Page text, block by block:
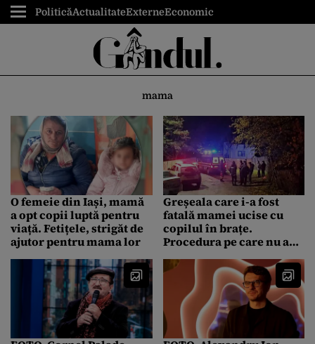
PoliticăActualitateExterneEconomic
mama
O femeie din Iași, mamă
a opt copii luptă pentru
viață. Fetițele, strigăt de
ajutor pentru mama lor
Greșeala care i-a fost
fatală mamei ucise cu
copilul în brațe.
Procedura pe care nu a
putut salva viața